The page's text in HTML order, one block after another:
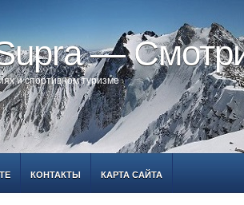
—
и спортивном туризме
КОНТАКТЫ КАРТА САЙТА